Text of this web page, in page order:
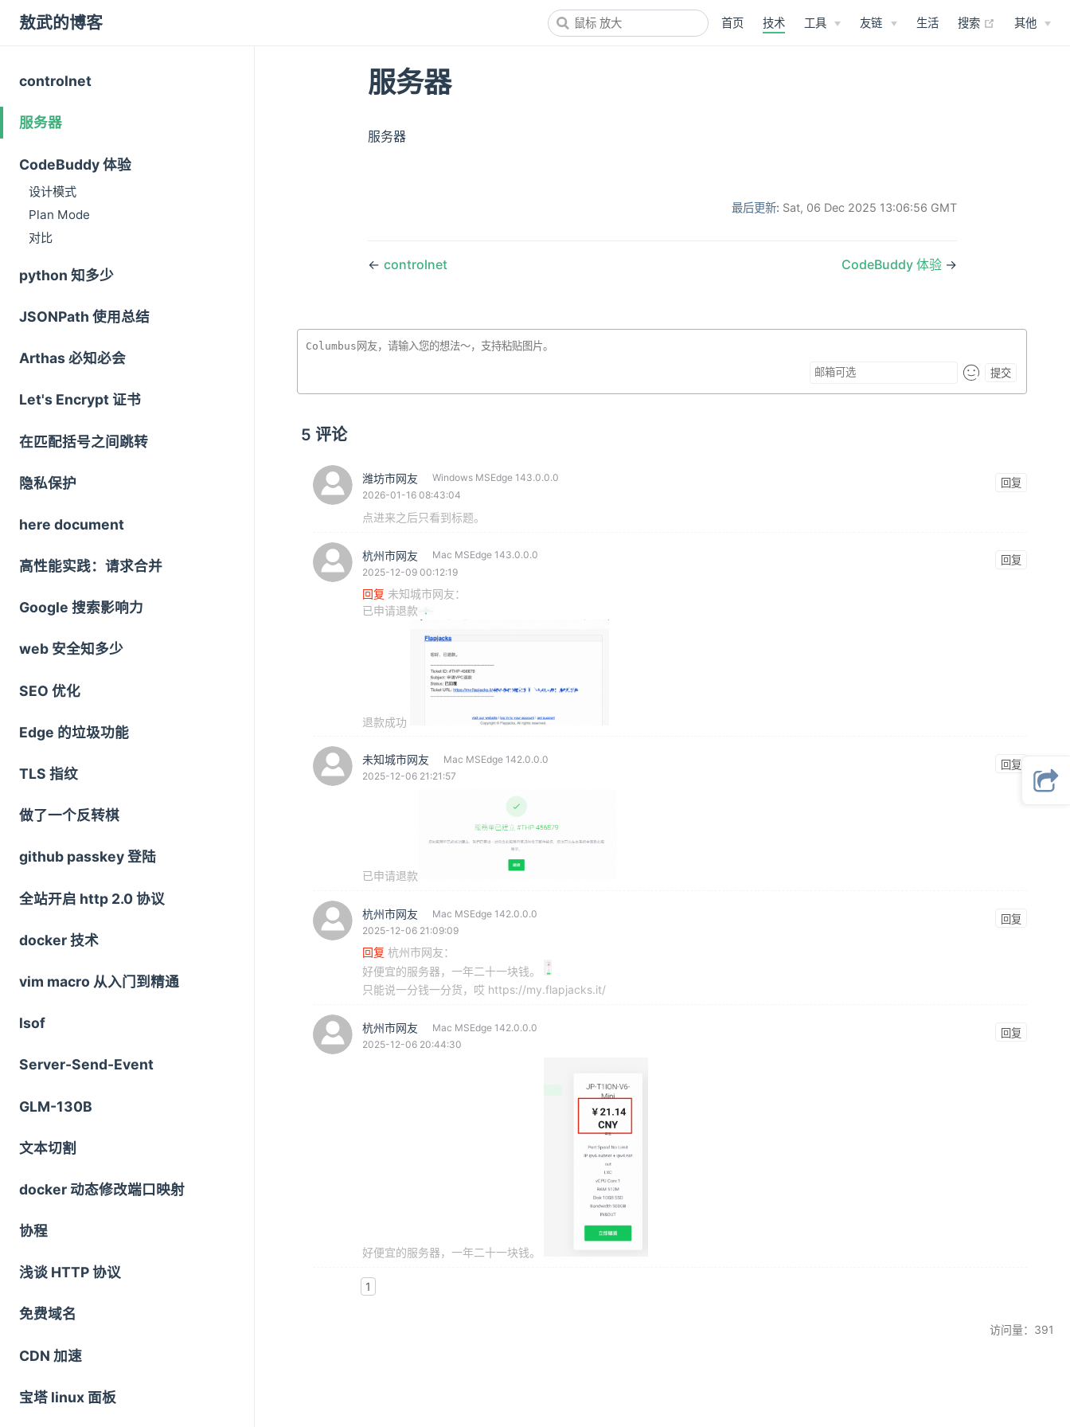
敖武的博客 首页 技术 工具 友链 生活 搜索 (opens new
其他
controlnet
服务器
CodeBuddy 体验
设计模式
Plan Mode
对比
python 知多少
JSONPath 使用总结
Arthas 必知必会
Let's Encrypt 证书
在匹配括号之间跳转
隐私保护
here document
高性能实践：请求合并
Google 搜索影响力
web 安全知多少
SEO 优化
Edge 的垃圾功能
TLS 指纹
做了一个反转棋
github passkey 登陆
全站开启 http 2.0 协议
docker 技术
vim macro 从入门到精通
lsof
Server-Send-Event
GLM-130B
文本切割
docker 动态修改端口映射
协程
浅谈 HTTP 协议
免费域名
CDN 加速
宝塔 linux 面板
服务器
服务器
最后更新: Sat, 06 Dec 2025 13:06:56 GMT
← controlnet CodeBuddy 体验 →
提交
5 评论
潍坊市网友
Windows MSEdge 143.0.0.0
2026-01-16 08:43:04
回复
点进来之后只看到标题。
杭州市网友
Mac MSEdge 143.0.0.0
2025-12-09 00:12:19
回复
回复 未知城市网友：
已申请退款
退款成功
未知城市网友
Mac MSEdge 142.0.0.0
2025-12-06 21:21:57
回复
已申请退款
杭州市网友
Mac MSEdge 142.0.0.0
2025-12-06 21:09:09
回复
回复 杭州市网友：
好便宜的服务器，一年二十一块钱。
只能说一分钱一分货，哎 https://my.flapjacks.it/
杭州市网友
Mac MSEdge 142.0.0.0
2025-12-06 20:44:30
回复
好便宜的服务器，一年二十一块钱。
1
访问量：391